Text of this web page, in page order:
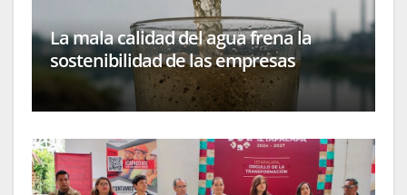
La mala calidad del agua frena la
sostenibilidad de las empresas